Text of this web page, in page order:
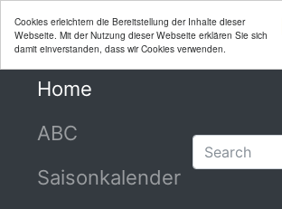
Cookies erleichtern die Bereitstellung der Inhalte dieser
Webseite. Mit der Nutzung dieser Webseite erklären Sie sich
damit einverstanden, dass wir Cookies verwenden.
Home
ABC
Saisonkalender